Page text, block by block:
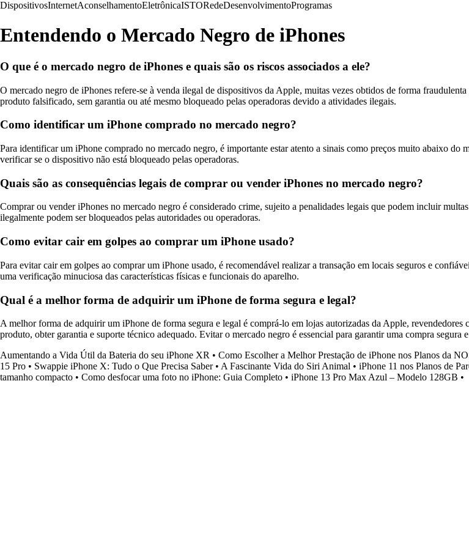
DispositivosInternetAconselhamentoEletrônicaISTORedeDesenvolvimentoProgramas
Entendendo o Mercado Negro de iPhones
O que é o mercado negro de iPhones e quais são os riscos associados a ele?
O mercado negro de iPhones refere-se à venda ilegal de dispositivos da Apple, muitas vezes obtidos de forma
produto falsificado, sem garantia ou até mesmo bloqueado pelas operadoras devido a atividades ilegais.
Como identificar um iPhone comprado no mercado negro?
Para identificar um iPhone comprado no mercado negro, é importante estar atento a sinais como preços muito abaixo
verificar se o dispositivo não está bloqueado pelas operadoras.
Quais são as consequências legais de comprar ou vender iPhones no mercado negro?
Comprar ou vender iPhones no mercado negro é considerado crime, sujeito a penalidades legais que podem incluir
ilegalmente podem ser bloqueados pelas autoridades ou operadoras.
Como evitar cair em golpes ao comprar um iPhone usado?
Para evitar cair em golpes ao comprar um iPhone usado, é recomendável realizar a transação em locais seguros e
uma verificação minuciosa das características físicas e funcionais do aparelho.
Qual é a melhor forma de adquirir um iPhone de forma segura e legal?
A melhor forma de adquirir um iPhone de forma segura e legal é comprá-lo em lojas autorizadas da Apple,
produto, obter garantia e suporte técnico adequado. Evitar o mercado negro é essencial para garantir uma compra segura
Aumentando a Vida Útil da Bateria do seu iPhone XR • Como Escolher a Melhor Prestação de iPhone nos Planos da
15 Pro • Swappie iPhone X: Tudo o Que Precisa Saber• A Fascinante Vida do Siri Animal • iPhone 11 nos Planos de
tamanho compacto • Como desfocar uma foto no iPhone: Guia Completo • iPhone 13 Pro Max Azul – Modelo 128GB •